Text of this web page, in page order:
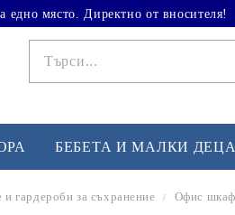
едно място. Директно от вносителя!
БЕБЕТА И МАЛКИ ДЕЦА
гардероби за съхранение Офис шкаф